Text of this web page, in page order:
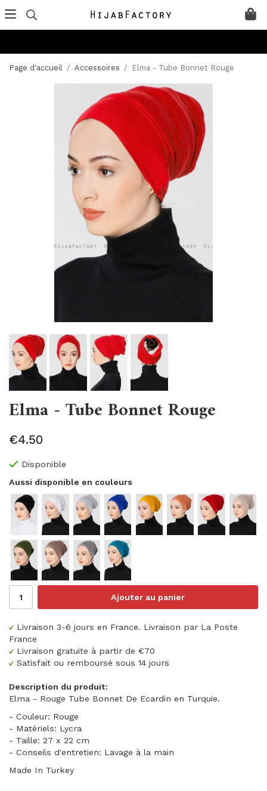
Page d'accueil / Accessoires / Elma - Tube Bonnet Rouge
Elma - Tube Bonnet Rouge
€4.50
Disponible
Aussi disponible en couleurs
Ajouter au panier
Livraison 3-6 jours en France. Livraison par La Poste
France
Livraison gratuite à partir de €70
Satisfait ou remboursé sous 14 jours
Description du produit:
Elma - Rouge Tube Bonnet De Ecardin en Turquie.
- Couleur: Rouge
- Matériels: Lycra
- Taille: 27 x 22 cm
- Conseils d'entretien: Lavage à la main
Made In Turkey